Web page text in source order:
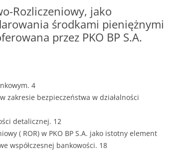
Rozliczeniowy, jako
środkami pieniężnymi
przez PKO BP S.A.
4
zakresie bezpieczeństwa w działalności
detalicznej. 12
( ROR) w PKO BP S.A. jako istotny element
współczesnej bankowości. 18